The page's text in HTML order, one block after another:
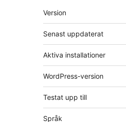
Meta
Version
Senast uppdaterat
Aktiva installationer
WordPress-version
Testat upp till
Språk